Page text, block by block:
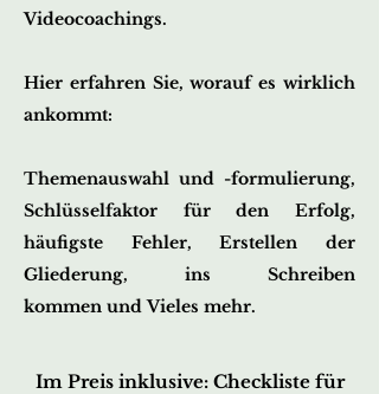
Videocoachings.
Hier erfahren Sie, worauf es wirklich
ankommt:
Themenauswahl und -formulierung,
Schlüsselfaktor für den Erfolg,
häufigste Fehler,Erstellen der
Gliederung, ins Schreiben
kommen und Vieles mehr.
Im Preis inklusive: Checkliste für